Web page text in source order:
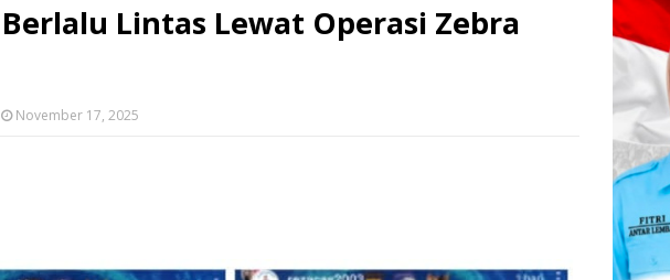
Lintas Lewat Operasi Zebra
November 17, 2025